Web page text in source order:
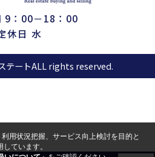
9：00－18：00
休日 水
テートALL rights reserved.
用状況把握、サービス向上検討を目的と
ています。